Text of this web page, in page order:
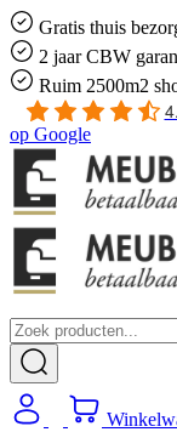
Gratis thuis
2 jaar CBW
Ruim 2500m2
op Google